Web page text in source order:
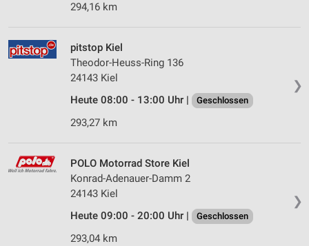
294,16 km
❯
pitstop Kiel
Theodor-Heuss-Ring 136
24143 Kiel
Heute 08:00 - 13:00 Uhr |
Geschlossen
293,27 km
❯
POLO Motorrad Store Kiel
Konrad-Adenauer-Damm 2
24143 Kiel
Heute 09:00 - 20:00 Uhr |
Geschlossen
293,04 km